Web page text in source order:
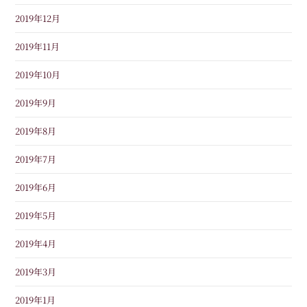
2019年12月
2019年11月
2019年10月
2019年9月
2019年8月
2019年7月
2019年6月
2019年5月
2019年4月
2019年3月
2019年1月